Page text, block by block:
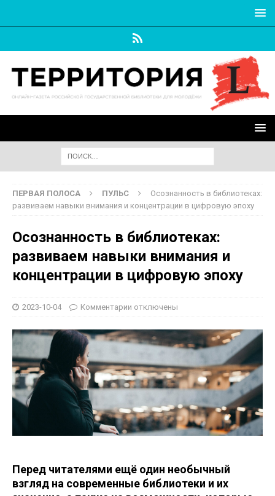
ПЕРВАЯ ПОЛОСА ПУЛЬС
Осознанность в библиотеках:
развиваем навыки внимания и концентрации в цифровую эпоху
Осознанность в библиотеках:
развиваем навыки внимания и
концентрации в цифровую эпоху
2023-10-04 Комментарии отключены
Перед читателями ещё один необычный
взгляд на современные библиотеки и их